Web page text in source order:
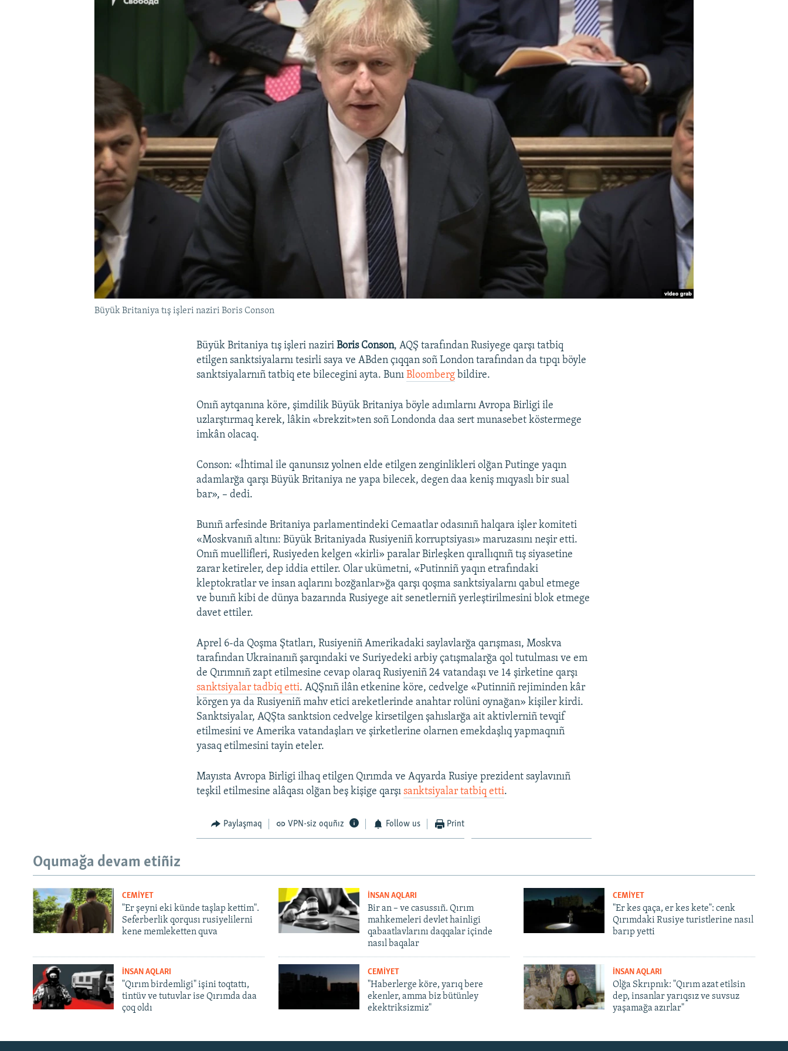
Русский
Büyük Britaniya tış işleri naziri Boris Conson
Büyük Britaniya tış işleri naziriBoris Conson, AQŞ tarafından Rusiyege qarşı tatbiq
etilgen sanktsiyalarnı tesirli saya ve ABden çıqqan soñ London tarafından da tıpqı böyle
sanktsiyalarnıñ tatbiq ete bilecegini ayta. BunıBloomberg bildire.
Onıñ aytqanına köre, şimdilik Büyük Britaniya böyle adımlarnı Avropa Birligi ile
uzlarştırmaq kerek, lâkin «brekzit»ten soñ Londonda daa sert munasebet köstermege
imkân olacaq.
Conson: «İhtimal ile qanunsız yolnen elde etilgen zenginlikleri olğan Putinge yaqın
adamlarğa qarşı Büyük Britaniya ne yapa bilecek, degen daa keniş mıqyaslı bir sual
bar», – dedi.
Bunıñ arfesinde Britaniya parlamentindeki Cemaatlar odasınıñ halqara işler komiteti
«Moskvanıñ altını: Büyük Britaniyada Rusiyeniñ korruptsiyası» maruzasını neşir etti.
Onıñ muellifleri, Rusiyeden kelgen «kirli» paralar Birleşken qırallıqnıñ tış siyasetine
zarar ketireler, dep iddia ettiler. Olar ukümetni, «Putinniñ yaqın etrafındaki
kleptokratlar ve insan aqlarını bozğanlar»ğa qarşı qoşma sanktsiyalarnı qabul etmege
ve bunıñ kibi de dünya bazarında Rusiyege ait senetlerniñ yerleştirilmesini blok etmege
davet ettiler.
Aprel 6-da Qoşma Ştatları, Rusiyeniñ Amerikadaki saylavlarğa qarışması, Moskva
tarafından Ukrainanıñ şarqındaki ve Suriyedeki arbiy çatışmalarğa qol tutulması ve em
de Qırımnıñ zapt etilmesine cevap olaraq Rusiyeniñ 24 vatandaşı ve 14 şirketine qarşı
sanktsiyalar tadbiq etti. AQŞnıñ ilân etkenine köre, cedvelge «Putinniñ rejiminden kâr
körgen ya da Rusiyeniñ mahv etici areketlerinde anahtar rolüni oynağan» kişiler kirdi.
Sanktsiyalar, AQŞta sanktsion cedvelge kirsetilgen şahıslarğa ait aktivlerniñ tevqif
etilmesini ve Amerika vatandaşları ve şirketlerine olarnen emekdaşlıq yapmaqnıñ
yasaq etilmesini tayin eteler.
Mayısta Avropa Birligi ilhaq etilgen Qırımda ve Aqyarda Rusiye prezident saylavınıñ
teşkil etilmesine alâqası olğan beş kişige qarşısanktsiyalar tatbiq etti.
Paylaşmaq VPN-siz oquñız Follow us Print
Oqumağa devam etiñiz
CEMİYET
"Er şeyni eki künde taşlap kettim".
Seferberlik qorqusı rusiyelilerni
kene memleketten quva
İNSAN AQLARI
Bir an – ve casussıñ. Qırım
mahkemeleri devlet hainligi
qabaatlavlarını daqqalar içinde
nasıl baqalar
CEMİYET
"Er kes qaça, er kes kete": cenk
Qırımdaki Rusiye turistlerine nasıl
barıp yetti
İNSAN AQLARI
"Qırım birdemligi" işini toqtattı,
tintüv ve tutuvlar ise Qırımda daa
çoq oldı
CEMİYET
"Haberlerge köre, yarıq bere
ekenler, amma biz bütünley
ekektriksizmiz"
İNSAN AQLARI
Olğa Skrıpnık: "Qırım azat etilsin
dep, insanlar yarıqsız ve suvsuz
yaşamağa azırlar"